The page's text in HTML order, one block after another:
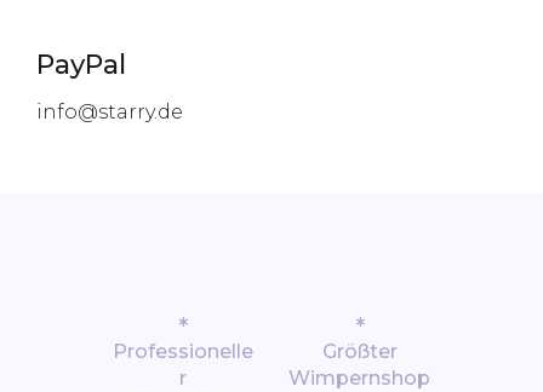
PayPal
info@starry.de
*
Professionelle
r
*
Größter
Wimpernshop